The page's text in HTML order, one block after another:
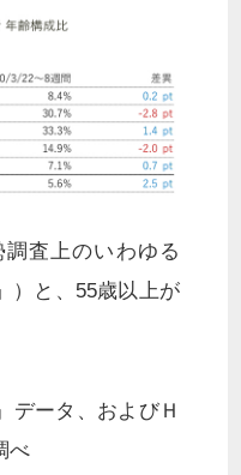
調査上のいわゆる
）と、55歳以上が
データ、およびＨ
べ